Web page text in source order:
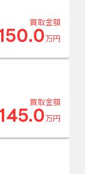
買取金額
万円
買取金額
万円